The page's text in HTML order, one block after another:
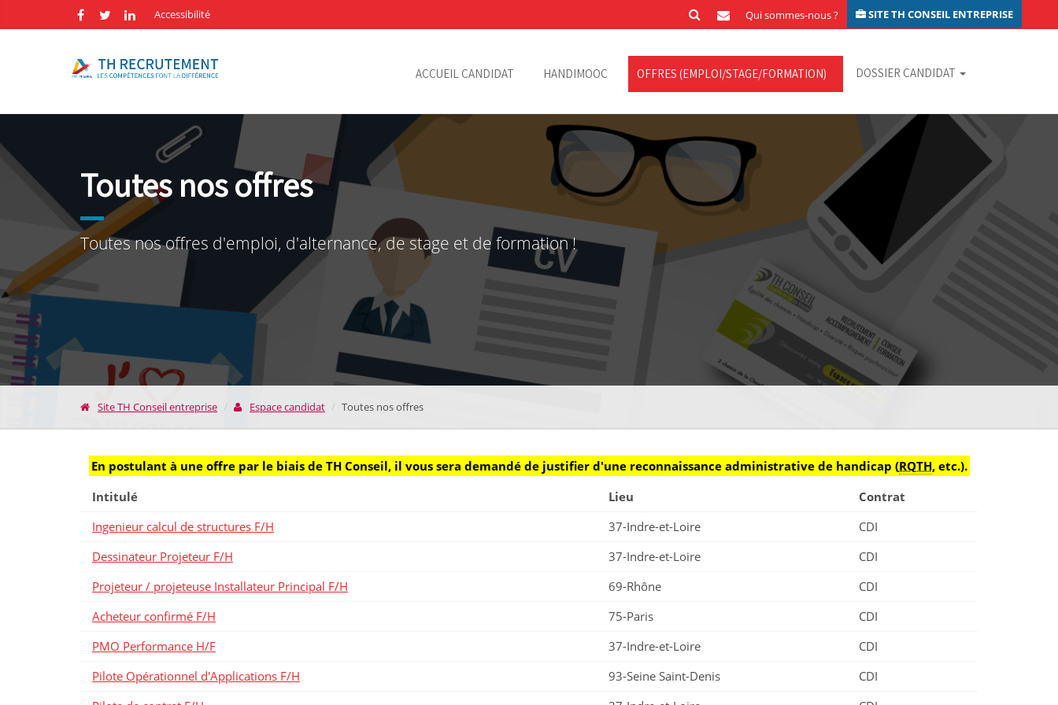
Accessibilité Qui sommes-nous ? SITE TH CONSEIL ENTREPRISE
ACCUEIL CANDIDAT HANDIMOOC OFFRES (EMPLOI/STAGE/FORMATION) DOSSIER CANDIDAT
Toutes nos offres
Toutes nos offres d'emploi, d'alternance, de stage et de formation !
Site TH Conseil entreprise Espace candidat Toutes nos offres
En postulant à une offre par le biais de TH Conseil, il vous sera demandé de justifier d'une reconnaissance administrative de handicap (RQTH, etc.).
Intitulé
Lieu
Contrat
Ingenieur calcul de structures F/H
37-Indre-et-Loire
CDI
Dessinateur Projeteur F/H
37-Indre-et-Loire
CDI
Projeteur / projeteuse Installateur Principal F/H
69-Rhône
CDI
Acheteur confirmé F/H
75-Paris
CDI
PMO Performance H/F
37-Indre-et-Loire
CDI
Pilote Opérationnel d'Applications F/H
93-Seine Saint-Denis
CDI